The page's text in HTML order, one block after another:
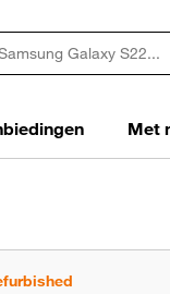
Met